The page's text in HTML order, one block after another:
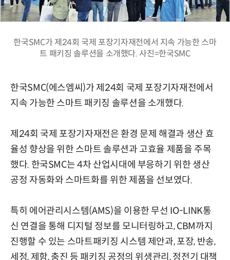
한국SMC가 제24회 국제 포장기자재전에서 지속 가능한 스마
트 패키징 솔루션을 소개했다. 사진=한국SMC
한국SMC(에스엠씨)가 제24회 국제 포장기자재전에서
지속 가능한 스마트 패키징 솔루션을 소개했다.
제24회 국제 포장기자재전은 환경 문제 해결과 생산 효
율성 향상을 위한 스마트 솔루션과 고효율 제품을 주목
했다. 한국SMC는 4차 산업시대에 부응하기 위한 생산
공정 자동화와 스마트화를 위한 제품을 선보였다.
특히 에어관리시스템(AMS)을 이용한 무선 IO-LINK통
신 연결을 통해 디지털 정보를 모니터링하고, CBM까지
진행할 수 있는 스마트패키징 시스템 제안과, 포장, 반송,
세정, 제함, 충진 등 패키징 공정의 위생관리, 정전기 대책